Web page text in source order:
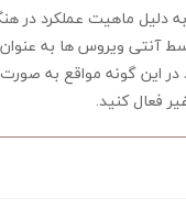
عملکرد در هنگام
ها به عنوان فایل
مواقع به صورت موقت